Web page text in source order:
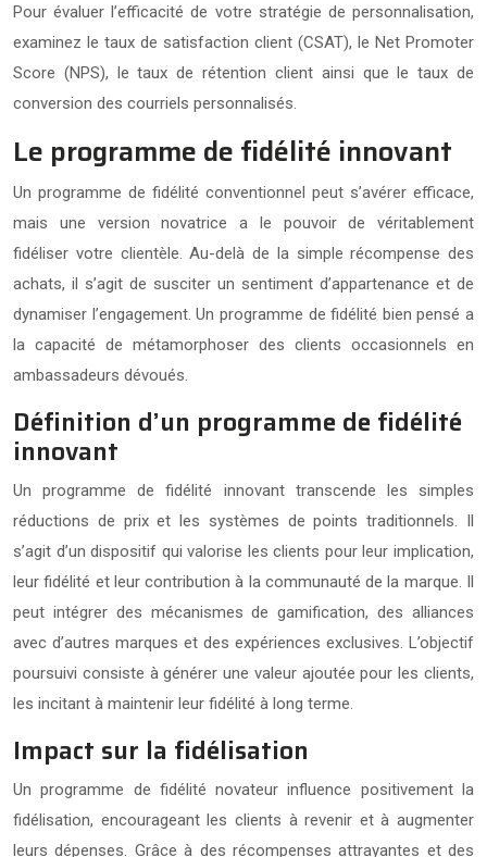
Pour évaluer l’efficacité de votre stratégie de personnalisation,
examinez le taux de satisfaction client (CSAT), le Net Promoter
Score (NPS), le taux de rétention client ainsi que le taux de
conversion des courriels personnalisés.
Le programme de fidélité innovant
Un programme de fidélité conventionnel peut s’avérer efficace,
mais une version novatrice a le pouvoir de véritablement
fidéliser votre clientèle. Au-delà de la simple récompense des
achats, il s’agit de susciter un sentiment d’appartenance et de
dynamiser l’engagement. Un programme de fidélité bien pensé a
la capacité de métamorphoser des clients occasionnels en
ambassadeurs dévoués.
Définition d’un programme de fidélité
innovant
Un programme de fidélité innovant transcende les simples
réductions de prix et les systèmes de points traditionnels. Il
s’agit d’un dispositif qui valorise les clients pour leur implication,
leur fidélité et leur contribution à la communauté de la marque. Il
peut intégrer des mécanismes de gamification, des alliances
avec d’autres marques et des expériences exclusives. L’objectif
poursuivi consiste à générer une valeur ajoutée pour les clients,
les incitant à maintenir leur fidélité à long terme.
Impact sur la fidélisation
Un programme de fidélité novateur influence positivement la
fidélisation, encourageant les clients à revenir et à augmenter
leurs dépenses. Grâce à des récompenses attrayantes et des